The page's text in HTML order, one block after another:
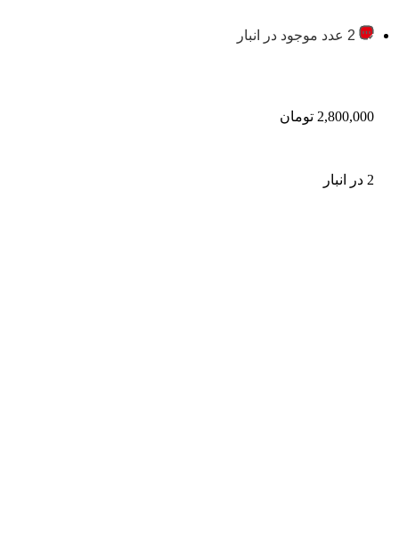
2 عدد موجود در انبار
2,800,000 تومان
2 در انبار